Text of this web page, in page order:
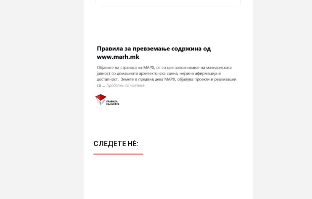
СЛЕДЕТЕ НÈ: